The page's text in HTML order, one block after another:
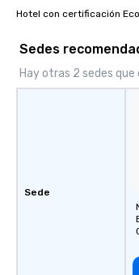
Hotel con certificación
Sedes
Hay otras 2 sedes
Sede